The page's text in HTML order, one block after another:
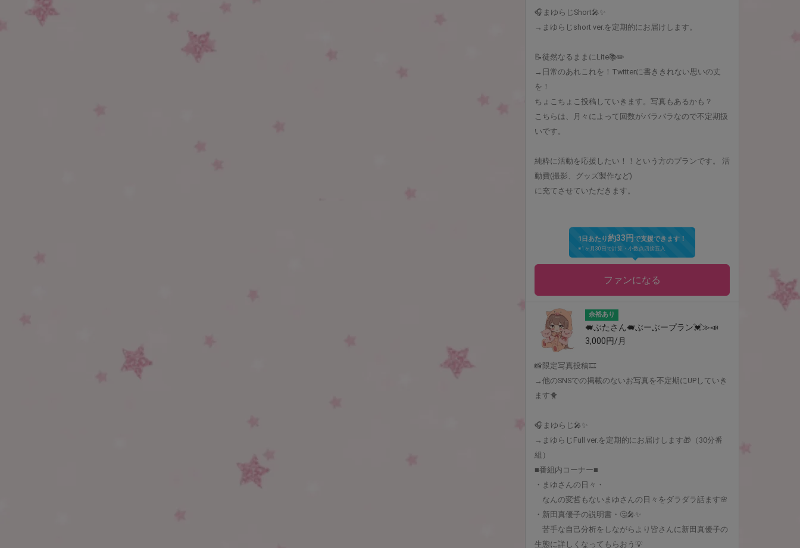
🎧まゆらじShort🎤✨
→まゆらじshort ver.を定期的にお届けします。
📝徒然なるままにLite📚✏️
→日常のあれこれを！Twitterに書ききれない思いの丈
を！
ちょこちょこ投稿していきます。写真もあるかも？
こちらは、月々によって回数がバラバラなので不定期扱
いです。
純粋に活動を応援したい！！という方のプランです。 活
動費(撮影、グッズ製作など)
に充てさせていただきます。
1日あたり約33円で支援できます！
※1ヶ月30日で計算・小数点四捨五入
ファンになる
余裕あり
🐖ぶたさん🐖ぶーぶープラン💓≫📣
3,000円/月
📸限定写真投稿🎞
→他のSNSでの掲載のないお写真を不定期にUPしていき
ます🐥
🎧まゆらじ🎤✨
→まゆらじFull ver.を定期的にお届けします🎁（30分番
組）
■番組内コーナー■
・まゆさんの日々・
なんの変哲もないまゆさんの日々をダラダラ話ます🌸
・新田真優子の説明書・🤔🎤✨
苦手な自己分析をしながらより皆さんに新田真優子の
生態に詳しくなってもらおう💡